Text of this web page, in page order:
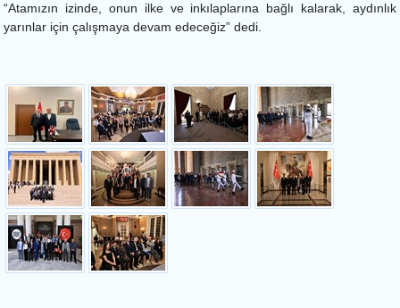
“Atamızın izinde, onun ilke ve inkılaplarına bağlı kalarak, aydınlık
yarınlar için çalışmaya devam edeceğiz” dedi.